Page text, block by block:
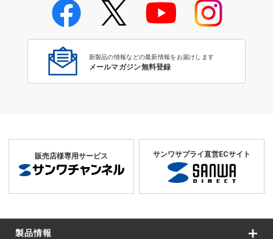
新製品の情報などの最新情報をお届けします
メールマガジン無料登録
販売店様専用サービス サンワサプライ直営ECサイト
製品情報